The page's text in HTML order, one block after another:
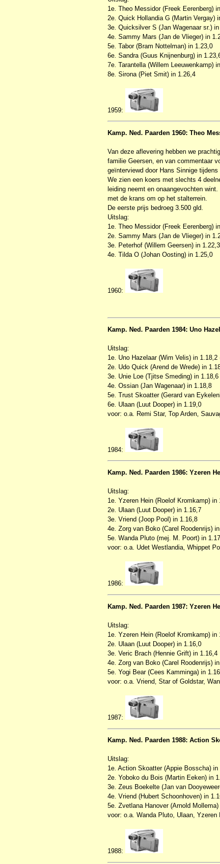
1e. Theo Messidor (Freek Eerenberg)
2e. Quick Hollandia G (Martin Vergay)
3e. Quicksilver S (Jan Wagenaar sr.)
4e. Sammy Mars (Jan de Vlieger) in
5e. Tabor (Bram Nottelman) in 1.23,0
6e. Sandra (Guus Knijnenburg) in
7e. Tarantella (Willem Leeuwenkamp)
8e. Sirona (Piet Smit) in 1.26,4
1959:
Kamp. Ned. Paarden 1960: Theo
Van deze aflevering hebben we
familie Geersen, en van commentaar
geïnterviewd door Hans Sinnige
We zien een koers met slechts 4
leiding neemt en onaangevochten
met de krans om op het stalterrein.
De eerste prijs bedroeg 3.500 gld.
Uitslag:
1e. Theo Messidor (Freek Eerenberg)
2e. Sammy Mars (Jan de Vlieger) in
3e. Peterhof (Willem Geersen) in 1.22,3
4e. Tilda O (Johan Oosting) in 1.25,0
1960:
Kamp. Ned. Paarden 1984: Uno
Uitslag:
1e. Uno Hazelaar (Wim Velis) in 1.18,2
2e. Udo Quick (Arend de Wrede) in
3e. Unie Loe (Tjitse Smeding) in 1.18,6
4e. Ossian (Jan Wagenaar) in 1.18,8
5e. Trust Skoatter (Gerard van
6e. Ulaan (Luut Dooper) in 1.19,0
voor: o.a. Remi Star, Top Arden,
1984:
Kamp. Ned. Paarden 1986: Yzeren
Uitslag:
1e. Yzeren Hein (Roelof Kromkamp) in
2e. Ulaan (Luut Dooper) in 1.16,7
3e. Vriend (Joop Pool) in 1.16,8
4e. Zorg van Boko (Carel Roodenrijs)
5e. Wanda Pluto (mej. M. Poort) in
voor: o.a. Udet Westlandia, Whippet
1986:
Kamp. Ned. Paarden 1987: Yzeren
Uitslag:
1e. Yzeren Hein (Roelof Kromkamp) in
2e. Ulaan (Luut Dooper) in 1.16,0
3e. Veric Brach (Hennie Grift) in 1.16,4
4e. Zorg van Boko (Carel Roodenrijs)
5e. Yogi Bear (Cees Kamminga) in
voor: o.a. Vriend, Star of Goldstar,
1987:
Kamp. Ned. Paarden 1988: Action
Uitslag:
1e. Action Skoatter (Appie Bosscha)
2e. Yoboko du Bois (Martin Eeken) in
3e. Zeus Boekelte (Jan van
4e. Vriend (Hubert Schoonhoven) in
5e. Zvetlana Hanover (Arnold
voor: o.a. Wanda Pluto, Ulaan,
1988: